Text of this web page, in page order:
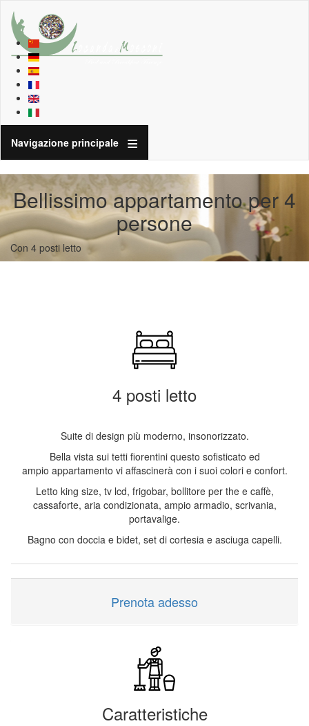
Navigazione principale
Bellissimo appartamento per 4
persone
Con 4 posti letto
4 posti letto
Suite di design più moderno, insonorizzato.
Bella vista sui tetti fiorentini questo sofisticato ed
ampio appartamento vi affascinerà con i suoi colori e confort.
Letto king size, tv lcd, frigobar, bollitore per the e caffè,
cassaforte, aria condizionata, ampio armadio, scrivania,
portavalige.
Bagno con doccia e bidet, set di cortesia e asciuga capelli.
Prenota adesso
Caratteristiche